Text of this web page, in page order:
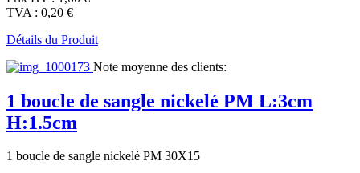
TVA : 0,20 €
Détails du Produit
Note moyenne des clients:
1 boucle de sangle nickelé PM L:3cm
H:1.5cm
1 boucle de sangle nickelé PM 30X15